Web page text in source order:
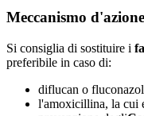
Meccanismo d'azione
Si consiglia di sostituire i
preferibile in caso di:
diflucan o
l'amoxicillina, la cui